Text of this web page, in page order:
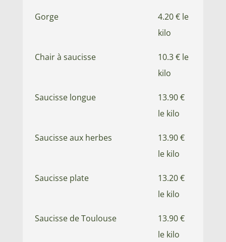
Gorge
4.20 € le
kilo
Chair à saucisse
10.3 € le
kilo
Saucisse longue
13.90 €
le kilo
Saucisse aux herbes
13.90 €
le kilo
Saucisse plate
13.20 €
le kilo
Saucisse de Toulouse
13.90 €
le kilo